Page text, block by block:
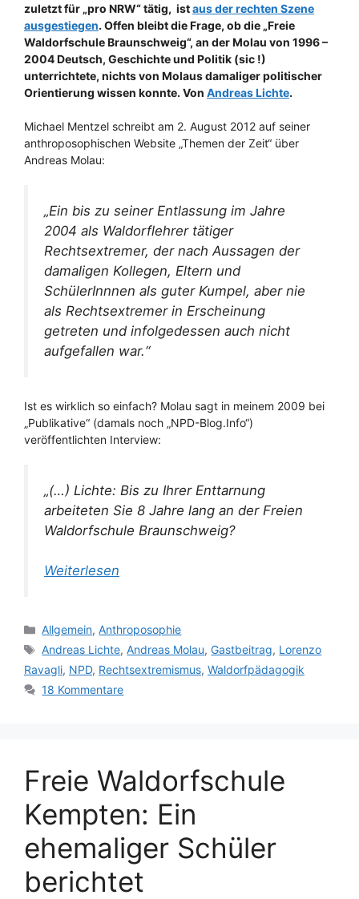
zuletzt für „pro NRW“ tätig, istaus der rechten Szene
ausgestiegen. Offen bleibt die Frage, ob die „Freie
Waldorfschule Braunschweig“, an der Molau von 1996 –
2004 Deutsch, Geschichte und Politik (sic !)
unterrichtete, nichts von Molaus damaliger politischer
Orientierung wissen konnte. Von Andreas Lichte.
Michael Mentzel schreibt am 2. August 2012 auf seiner
anthroposophischen Website „Themen der Zeit“ über
Andreas Molau:
„Ein bis zu seiner Entlassung im Jahre
2004 als Waldorflehrer tätiger
Rechtsextremer, der nach Aussagen der
damaligen Kollegen, Eltern und
SchülerInnnen als guter Kumpel, aber nie
als Rechtsextremer in Erscheinung
getreten und infolgedessen auch nicht
aufgefallen war.“
Ist es wirklich so einfach? Molau sagt in meinem 2009 bei
„Publikative“ (damals noch „NPD-Blog.Info“)
veröffentlichten Interview:
„(…) Lichte: Bis zu Ihrer Enttarnung
arbeiteten Sie 8 Jahre lang an der Freien
Waldorfschule Braunschweig?
Weiterlesen
Kategorien
Allgemein,Anthroposophie
Schlagwörter
Andreas Lichte,Andreas Molau,Gastbeitrag, Lorenzo
Ravagli, NPD, Rechtsextremismus, Waldorfpädagogik
18 Kommentare
Freie Waldorfschule
Kempten: Ein
ehemaliger Schüler
berichtet